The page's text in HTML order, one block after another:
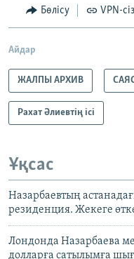
Бөлісу VPN-
Айдар
ЖАЛПЫ АРХИВ
Рахат Әлиевтің ісі
Ұқсас
Назарбаевтың
резиденция. Жекеге
Лондонда Назарбаева
долларға сатылымға